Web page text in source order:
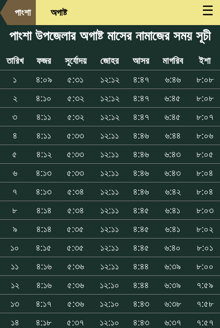
☰
পাংশা অগাষ্ট
পাংশা উপজেলার অগাষ্ট মাসের নামাজের সময় সূচী
তারিখ ফজর সূর্যোদয় জোহর আসর মাগরিব
ইশা
১
৪:০৯ ৫:৩১ ১২:১২ ৪:৪৭ ৬:৪৬
৮:০৮
২
৪:১০ ৫:৩২ ১২:১২ ৪:৪৭ ৬:৪৫
৮:০৮
৩
৪:১১ ৫:৩২ ১২:১২ ৪:৪৭ ৬:৪৫
৮:০৭
৪
৪:১১ ৫:৩৩ ১২:১১ ৪:৪৬ ৬:৪৪
৮:০৬
৫
৪:১২ ৫:৩৩ ১২:১১ ৪:৪৬ ৬:৪৩
৮:০৫
৬
৪:১৩ ৫:৩৩ ১২:১১ ৪:৪৬ ৬:৪৩
৮:০৪
৭
৪:১৩ ৫:৩৪ ১২:১১ ৪:৪৬ ৬:৪২
৮:০৪
৮
৪:১৪ ৫:৩৪ ১২:১১ ৪:৪৫ ৬:৪১
৮:০৩
৯
৪:১৪ ৫:৩৫ ১২:১১ ৪:৪৫ ৬:৪১
৮:০২
১০
৪:১৫ ৫:৩৫ ১২:১১ ৪:৪৫ ৬:৪০
৮:০১
১১
৪:১৬ ৫:৩৬ ১২:১১ ৪:৪৪ ৬:৩৯
৮:০০
১২
৪:১৬ ৫:৩৬ ১২:১০ ৪:৪৪ ৬:৩৯
৭:৫৯
১৩
৪:১৭ ৫:৩৬ ১২:১০ ৪:৪৩ ৬:৩৮
৭:৫৮
১৪
৪:১৮ ৫:৩৭ ১২:১০ ৪:৪৩ ৬:৩৭
৭:৫৭